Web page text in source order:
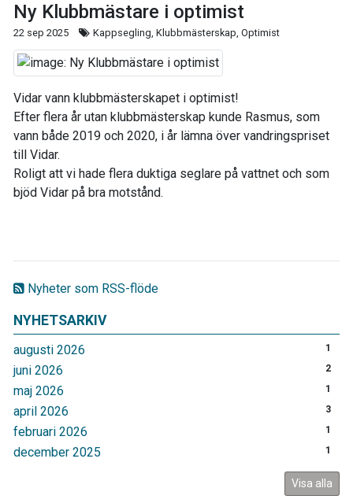
Nyheter som RSS-flöde
NYHETSARKIV
augusti 2026 1
juni 2026 2
maj 2026 1
april 2026 3
februari 2026 1
december 2025 1
Visa alla
Ny Klubbmästare i optimist
22 sep 2025 Kappsegling, Klubbmästerskap, Optimist
Vidar vann klubbmästerskapet i optimist!
Efter flera år utan klubbmästerskap kunde Rasmus, som
vann både 2019 och 2020, i år lämna över vandringspriset
till Vidar.
Roligt att vi hade flera duktiga seglare på vattnet och som
bjöd Vidar på bra motstånd.